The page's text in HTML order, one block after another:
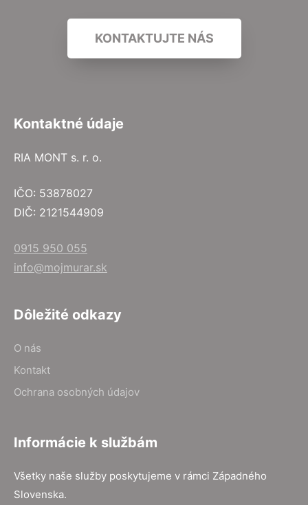
KONTAKTUJTE NÁS
Kontaktné údaje
RIA MONT s. r. o.
IČO: 53878027
DIČ: 2121544909
0915 950 055
info@mojmurar.sk
Dôležité odkazy
O nás
Kontakt
Ochrana osobných údajov
Informácie k službám
Všetky naše služby poskytujeme v rámci Západného
Slovenska.